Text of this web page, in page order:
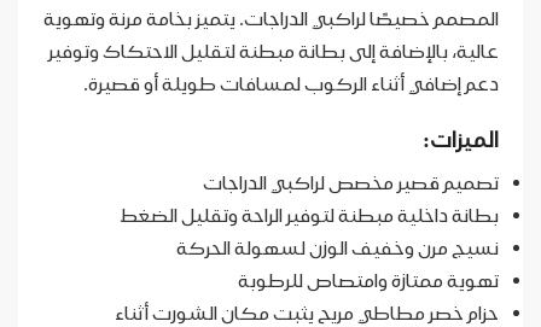
المصمم خصيصًا لراكبي الدراجات. يتميز بخامة مرنة وتهوية
عالية، بالإضافة إلى بطانة مبطنة لتقليل الاحتكاك وتوفير
دعم إضافي أثناء الركوب لمسافات طويلة أو قصيرة.
الميزات:
تصميم قصير مخصص لراكبي الدراجات
بطانة داخلية مبطنة لتوفير الراحة وتقليل الضغط
نسيج مرن وخفيف الوزن لسهولة الحركة
تهوية ممتازة وامتصاص للرطوبة
حزام خصر مطاطي مريح يثبت مكان الشورت أثناء